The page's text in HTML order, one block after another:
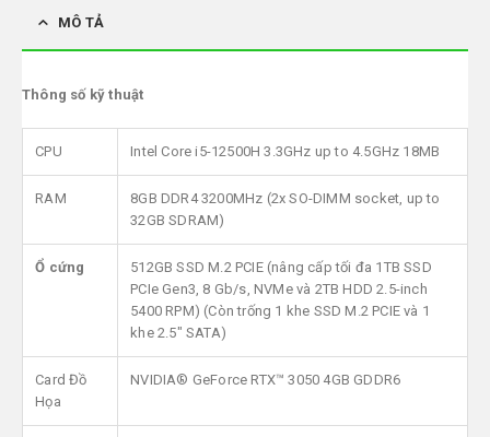
MÔ TẢ
Thông số kỹ thuật
CPU Intel Core i5-12500H 3.3GHz up to 4.5GHz 18MB
RAM
8GB DDR4 3200MHz (2x SO-DIMM socket, up to
32GB SDRAM)
Ổ cứng
512GB SSD M.2 PCIE (nâng cấp tối đa 1TB SSD
PCIe Gen3, 8 Gb/s, NVMe và 2TB HDD 2.5-inch
5400 RPM) (Còn trống 1 khe SSD M.2 PCIE và 1
khe 2.5″ SATA)
Card Đồ
Họa
NVIDIA® GeForce RTX™ 3050 4GB GDDR6